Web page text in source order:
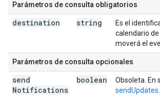
Parámetros de consulta obligatorios
destination string
Es el
calendario
moverá el
Parámetros de consulta opcionales
send
Notifications
boolean
Obsoleta. En
sendUpdates